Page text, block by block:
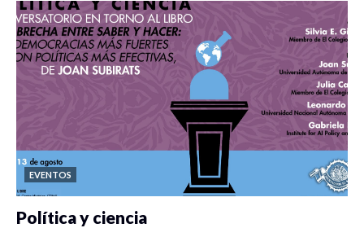
EVENTOS
Política y ciencia